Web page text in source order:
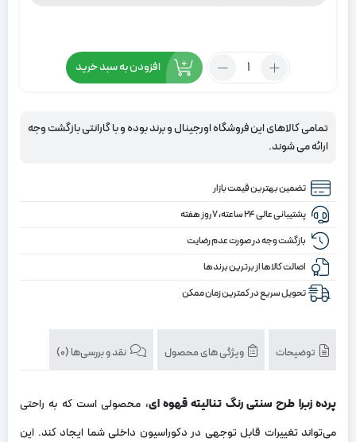
تعداد:
طرح
سنتی
قهوه
ای
افزودن به سبد خرید
تمامی کالاهای این فروشگاه اورجینال و برند بوده و با گارانتی بازگشت وجه
ارائه می شوند.
تضمین بهترین قیمت بازار
پشتیبانی عالی ۲۴ ساعته، ۷ روز هفته
بازگشت وجه در صورت عدم رضایت
اصالت کالاها از برترین برندها
تحویل سریع در کمترین زمان ممکن
توضیحات ویژگی های محصول نقد و بررسی‌ها (0)
پرده زبرا طرح سنتی رنگ تنالیته قهوه‌ ای، محصولی است که به راحتی
می‌تواند تغییرات قابل توجهی در دکوراسیون داخلی شما ایجاد کند. این